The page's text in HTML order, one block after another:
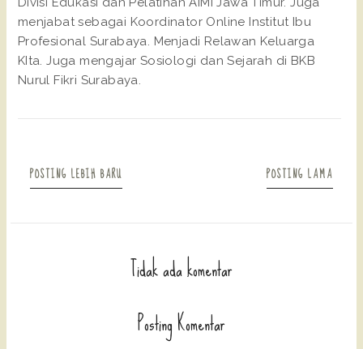
menjabat sebagai Koordinator Online Institut Ibu
Profesional Surabaya. Menjadi Relawan Keluarga
KIta. Juga mengajar Sosiologi dan Sejarah di BKB
Nurul Fikri Surabaya.
POSTING LEBIH BARU POSTING LAMA
Tidak ada komentar
Posting Komentar